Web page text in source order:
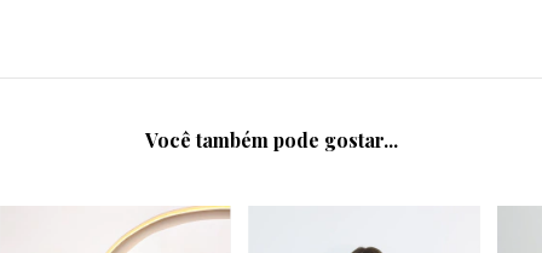
Você também pode gostar...